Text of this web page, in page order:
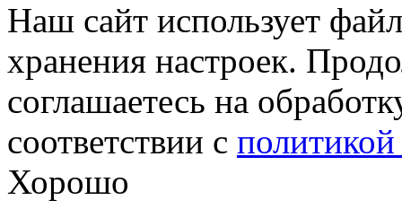
Наш сайт использует
хранения настроек.
соглашаетесь на
соответствии с
Хорошо